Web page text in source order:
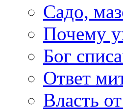
Садо,
Почему
Бог
Ответ
Власть